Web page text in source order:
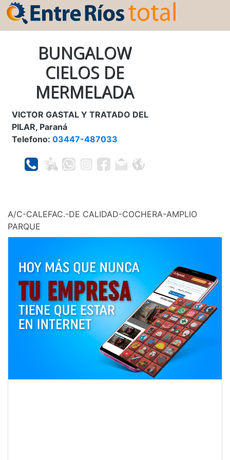
BUNGALOW
CIELOS DE
MERMELADA
VICTOR GASTAL Y TRATADO DEL
PILAR, Paraná
Telefono: 03447-487033
A/C-CALEFAC.-DE CALIDAD-COCHERA-AMPLIO
PARQUE